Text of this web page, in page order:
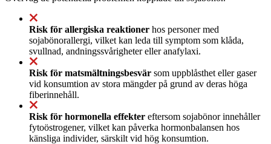
Risk för allergiska reaktioner hos personer med
sojabönorallergi, vilket kan leda till symptom som klåda,
svullnad, andningssvårigheter eller anafylaxi.
Risk för matsmältningsbesvär som uppblåsthet eller gaser
vid konsumtion av stora mängder på grund av deras höga
fiberinnehåll.
Risk för hormonella effekter eftersom sojabönor innehåller
fytoöstrogener, vilket kan påverka hormonbalansen hos
känsliga individer, särskilt vid hög konsumtion.